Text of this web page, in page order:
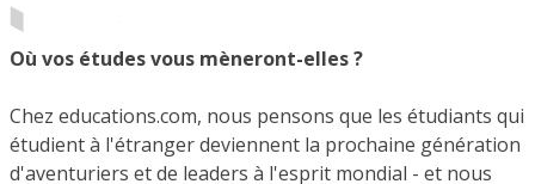
Où vos études vous mèneront-elles ?
Chez educations.com, nous pensons que les étudiants qui
étudient à l'étranger deviennent la prochaine génération
d'aventuriers et de leaders à l'esprit mondial - et nous